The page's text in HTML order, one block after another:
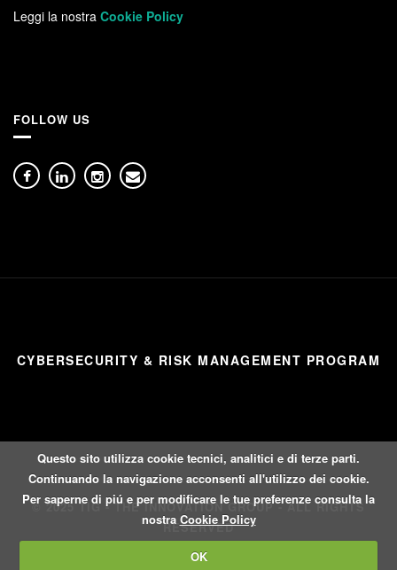
Leggi la nostra Cookie Policy
FOLLOW US
CYBERSECURITY & RISK MANAGEMENT PROGRAM
© 2025 TIG - THE INNOVATION GROUP - ALL RIGHTS
RESERVED
Questo sito utilizza cookie tecnici, analitici e di terze parti.
Continuando la navigazione acconsenti all'utilizzo dei cookie.
Per saperne di piú e per modificare le tue preferenze consulta la
nostra Cookie Policy
OK